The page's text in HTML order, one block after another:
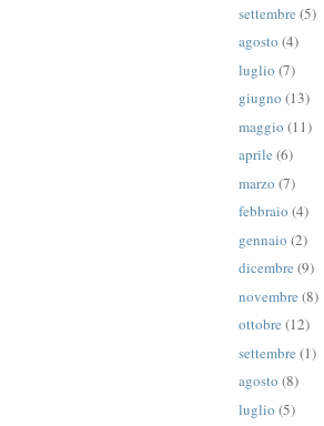
settembre (5)
agosto (4)
luglio (7)
giugno (13)
maggio (11)
aprile (6)
marzo (7)
febbraio (4)
gennaio (2)
dicembre (9)
novembre (8)
ottobre (12)
settembre (1)
agosto (8)
luglio (5)